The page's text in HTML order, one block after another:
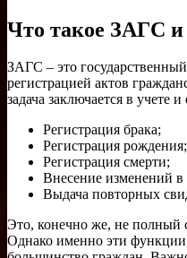
Что такое ЗАГС
ЗАГС – это
регистрацией актов
задача заключается в учете
Регистрация брака;
Регистрация рождения;
Регистрация смерти;
Внесение изменений в
Выдача повторных
Это, конечно же, не полный
Однако именно эти